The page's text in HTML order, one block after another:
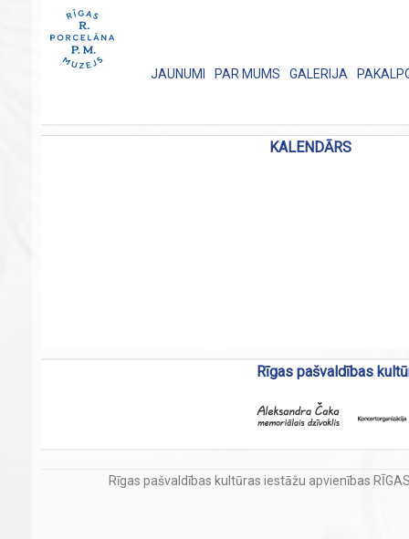
JAUNUMI PAR MUMS GALERIJA
KALENDĀRS
Rīgas pašvaldības
Rīgas pašvaldības kultūras iestāžu apvienības